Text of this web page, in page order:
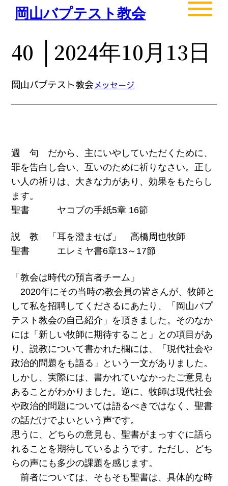
岡山バプテスト教会
40 │2024年10月13日
岡山バプテスト教会メッセージ
週 句 だから、主にいやしていただくために、
罪を告白し合い、互いのために祈りなさい。正し
い人の祈りは、大きな力があり、効果をもたらし
ます。
聖書 ヤコブの手紙5章 16節
説 教 「耳を澄ませば」 高橋周也牧師
聖書 エレミヤ書6章13～17節
「教会は時代の預言者チーム」
2020年にその当時の教会員の皆さんが、牧師と
して私を招聘してくださるにあたり、「岡山バプ
テスト教会の自己紹介」を頂きました。そのなか
には「新しい牧師に期待すること」との項目があ
り、説教について書かれた欄には、「現代社会や
政治的問題をも語る」という一文がありました。
しかし、実際には、書かれていなかったご意見も
あることがわかりました。逆に、牧師は現代社会
や政治的問題については語るべきではなく、聖書
の話だけでよいという声です。
思うに、どちらの意見も、聖書がまっすぐに語ら
れることを期待しているようです。ただし、どち
らの声にも多少の課題を感じます。
前者については、そもそも聖書は、具体的な時